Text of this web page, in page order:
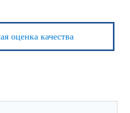
оценка качества